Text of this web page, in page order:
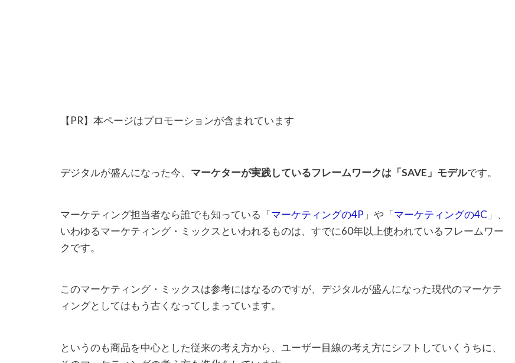
【PR】本ページはプロモーションが含まれています
デジタルが盛んになった今、 マーケターが実践しているフレームワークは「SAVE」モデルです。
マーケティング担当者なら誰でも知っている「マーケティングの4P 」や「マーケティングの4C 」、
いわゆるマーケティング・ミックスといわれるものは、すでに60年以上使われているフレームワー
クです。
このマーケティング・ミックスは参考にはなるのですが、デジタルが盛んになった現代のマーケテ
ィングとしてはもう古くなってしまっています。
というのも商品を中心とした従来の考え方から、ユーザー目線の考え方にシフトしていくうちに、